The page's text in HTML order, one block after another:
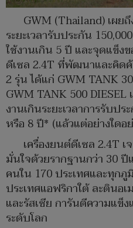
GWM (Thailand) เผย
ระยะเวลารับประกัน
ใช้งานเกิน 5 ปี และจุดแข็ง
ดีเซล 2.4T ที่พัฒนาและคิด
2 รุ่น ได้แก่ GWM TANK
GWM TANK 500
งานเกินระยะเวลาการรับปร
หรือ 8 ปี* (แล้วแต่อย่างใดอ
เครื่องยนต์ดีเซล 2.4T
มั่นใจด้วยรากฐานกว่า 30 ปี
คนใน 170 ประเทศและทุกภู
ประเทศแอฟริกาใต้ ละตินอ
และรัสเซีย การันตีความแข็
ระดับโลก